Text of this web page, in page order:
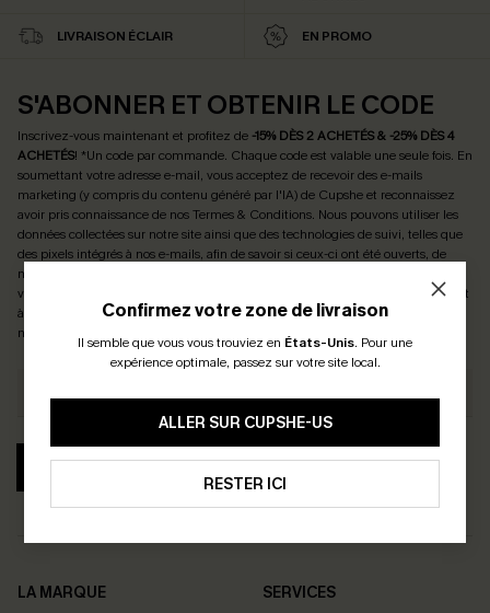
Confirmez votre zone de livraison
Il semble que vous vous trouviez en États-Unis. Pour une
expérience optimale, passez sur votre site local.
ALLER SUR CUPSHE-US
RESTER ICI
LIVRAISON ÉCLAIR EN PROMO
S'ABONNER ET OBTENIR LE CODE
Inscrivez-vous maintenant et profitez de -15% DÈS 2 ACHETÉS & -25% DÈS 4
ACHETÉS! *Un code par commande. Chaque code est valable une seule fois. En
soumettant votre adresse e-mail, vous acceptez de recevoir des e-mails
marketing (y compris du contenu généré par l'IA) de Cupshe et reconnaissez
avoir pris connaissance de nosTermes & Conditions. Nous pouvons utiliser les
données collectées sur notre site ainsi que des technologies de suivi, telles que
des pixels intégrés à nos e-mails, afin de savoir si ceux-ci ont été ouverts, de
mesurer votre engagement, de personnaliser nos contenus et nos offres, et de
vous recommander des produits susceptibles de vous intéresser, conformément
à notre
Politique de confidentialité. Vous pouvez vous désabonner à tout
moment.
S'ABONNER
LA MARQUE
SERVICES